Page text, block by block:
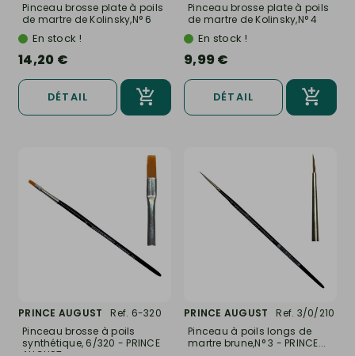
Pinceau brosse plate à poils
de martre de Kolinsky,N° 6
-... En stock !
14,20 €
DÉTAIL
Pinceau brosse plate à poils
de martre de Kolinsky,N° 4
-... En stock !
9,99 €
DÉTAIL
PRINCE AUGUST
Ref. 6-320
Pinceau brosse à poils
synthétique, 6/320 - PRINCE
PRINCE AUGUST
Ref. 3/0/210
Pinceau à poils longs de
martre brune,N° 3 - PRINCE...